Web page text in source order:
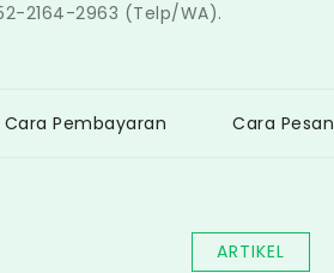
2164-2963 (Telp/WA).
Cara Pembayaran Cara Pesan
ARTIKEL